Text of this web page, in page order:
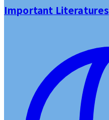
Important Literatures